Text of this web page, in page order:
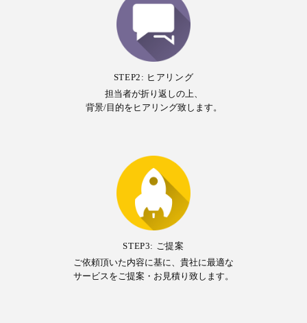
STEP2: ヒアリング
担当者が折り返しの上、
背景/目的をヒアリング致します。
STEP3: ご提案
ご依頼頂いた内容に基に、貴社に最適な
サービスをご提案・お見積り致します。